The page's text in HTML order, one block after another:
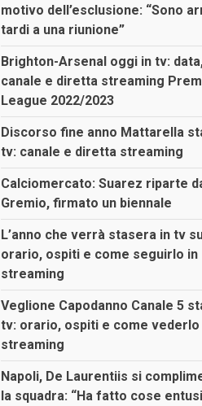
motivo dell’esclusione: “Sono
tardi a una riunione”
Brighton-Arsenal oggi in tv:
canale e diretta streaming
League 2022/2023
Discorso fine anno Mattarella
tv: canale e diretta streaming
Calciomercato: Suarez riparte
Gremio, firmato un biennale
L’anno che verrà stasera in tv
orario, ospiti e come seguirlo in
streaming
Veglione Capodanno Canale 5
tv: orario, ospiti e come vederlo
streaming
Napoli, De Laurentiis si
la squadra: “Ha fatto cose